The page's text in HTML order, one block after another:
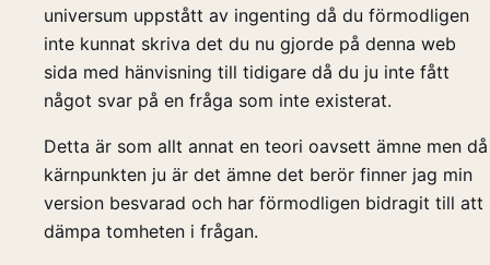
universum uppstått av ingenting då du förmodligen
inte kunnat skriva det du nu gjorde på denna web
sida med hänvisning till tidigare då du ju inte fått
något svar på en fråga som inte existerat.
Detta är som allt annat en teori oavsett ämne men då
kärnpunkten ju är det ämne det berör finner jag min
version besvarad och har förmodligen bidragit till att
dämpa tomheten i frågan.